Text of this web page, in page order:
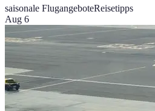
saisonale FlugangeboteReisetipps
Aug 6